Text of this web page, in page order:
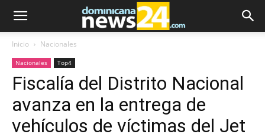
Inicio Nacionales
Nacionales Top4
Fiscalía del Distrito Nacional
avanza en la entrega de
vehículos de víctimas del Jet